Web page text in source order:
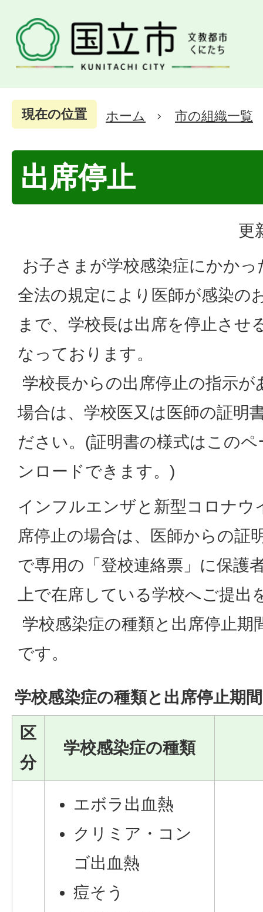
現在の位置 ホーム 市の組織一覧
出席停止
更
お子さまが学校感染症にかか
全法の規定により医師が感染の
まで、学校長は出席を停止させ
なっております。
学校長からの出席停止の指示
場合は、学校医又は医師の証明
ださい。(証明書の様式はこの
ンロードできます。)
インフルエンザと新型コロナウ
席停止の場合は、医師からの証
で専用の「登校連絡票」に保護
上で在席している学校へご提
学校感染症の種類と出席停止期
です。
学校感染症の種類と出席停止期間
区
分
学校感染症の種類
エボラ出血熱
クリミア・コン
ゴ出血熱
痘そう